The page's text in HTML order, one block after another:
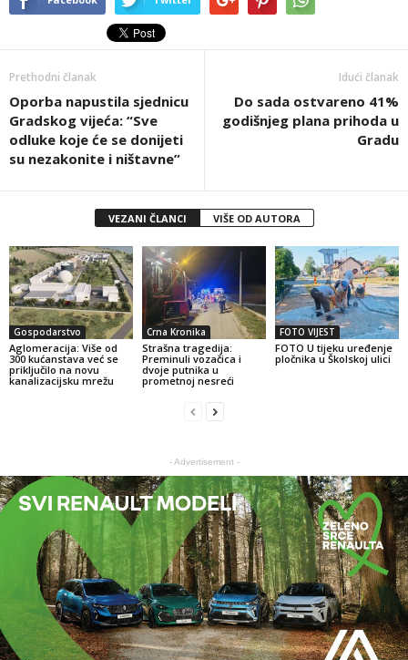
Prethodni članak
Oporba napustila sjednicu
Gradskog vijeća: “Sve
odluke koje će se donijeti
su nezakonite i ništavne”
Idući članak
Do sada ostvareno 41%
godišnjeg plana prihoda u
Gradu
VEZANI ČLANCI VIŠE OD AUTORA
Gospodarstvo
Aglomeracija: Više od
300 kućanstava već se
priključilo na novu
kanalizacijsku mrežu
Crna Kronika
Strašna tragedija:
Preminuli vozačica i
dvoje putnika u
prometnoj nesreći
FOTO VIJEST
FOTO U tijeku uređenje
pločnika u Školskoj ulici
- Advertisement -